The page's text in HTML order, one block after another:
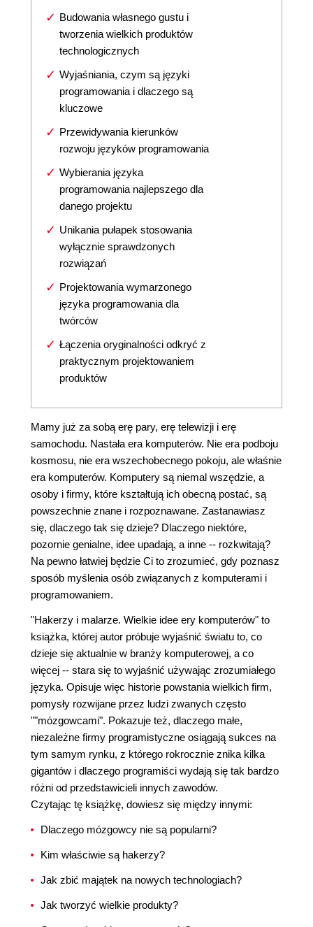
Budowania własnego gustu i
tworzenia wielkich produktów
technologicznych
Wyjaśniania, czym są języki
programowania i dlaczego są
kluczowe
Przewidywania kierunków
rozwoju języków programowania
Wybierania języka
programowania najlepszego dla
danego projektu
Unikania pułapek stosowania
wyłącznie sprawdzonych
rozwiązań
Projektowania wymarzonego
języka programowania dla
twórców
Łączenia oryginalności odkryć z
praktycznym projektowaniem
produktów
Mamy już za sobą erę pary, erę telewizji i erę
samochodu. Nastała era komputerów. Nie era podboju
kosmosu, nie era wszechobecnego pokoju, ale właśnie
era komputerów. Komputery są niemal wszędzie, a
osoby i firmy, które kształtują ich obecną postać, są
powszechnie znane i rozpoznawane. Zastanawiasz
się, dlaczego tak się dzieje? Dlaczego niektóre,
pozornie genialne, idee upadają, a inne -- rozkwitają?
Na pewno łatwiej będzie Ci to zrozumieć, gdy poznasz
sposób myślenia osób związanych z komputerami i
programowaniem.
"Hakerzy i malarze. Wielkie idee ery komputerów" to
książka, której autor próbuje wyjaśnić światu to, co
dzieje się aktualnie w branży komputerowej, a co
więcej -- stara się to wyjaśnić używając zrozumiałego
języka. Opisuje więc historie powstania wielkich firm,
pomysły rozwijane przez ludzi zwanych często
""mózgowcami". Pokazuje też, dlaczego małe,
niezależne firmy programistyczne osiągają sukces na
tym samym rynku, z którego rokrocznie znika kilka
gigantów i dlaczego programiści wydają się tak bardzo
różni od przedstawicieli innych zawodów.
Czytając tę książkę, dowiesz się między innymi:
Dlaczego mózgowcy nie są popularni?
Kim właściwie są hakerzy?
Jak zbić majątek na nowych technologiach?
Jak tworzyć wielkie produkty?